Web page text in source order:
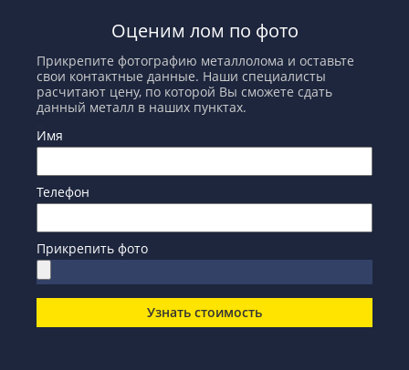
Оценим лом по фото
Прикрепите фотографию металлолома и оставьте
свои контактные данные. Наши специалисты
расчитают цену, по которой Вы сможете сдать
данный металл в наших пунктах.
Имя
Телефон
Прикрепить фото
Узнать стоимость